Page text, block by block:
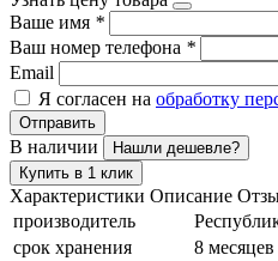
Ваше имя *
Ваш номер телефона *
Email
Я согласен на обработку
Отправить
В наличии
Нашли дешевле?
Купить в 1 клик
Характеристики Описание
производитель
срок хранения
8 месяцев